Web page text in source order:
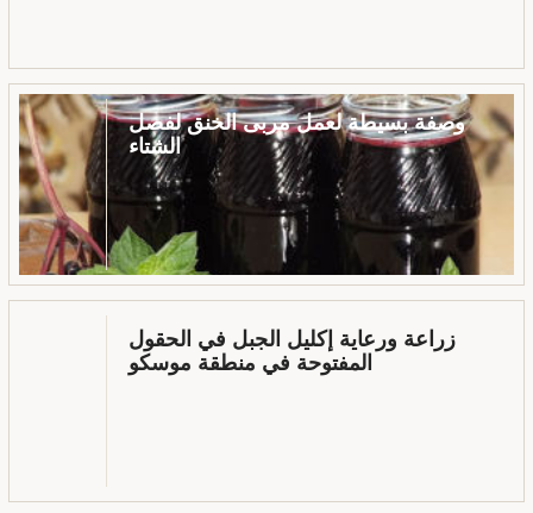
وصفة بسيطة لعمل مربى الخنق لفصل
الشتاء
زراعة ورعاية إكليل الجبل في الحقول
المفتوحة في منطقة موسكو